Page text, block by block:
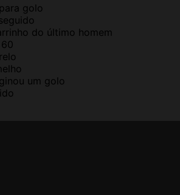
golo
do último homem
60
um golo